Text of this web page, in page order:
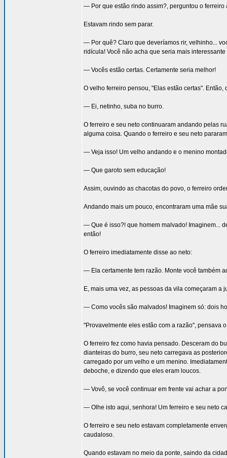
— Por que estão rindo assim?, perguntou o ferreiro
Estavam rindo sem parar.
— Por quê? Claro que deveríamos rir, velhinho...
ridícula! Você não acha que seria mais
— Vocês estão certas. Certamente seria melhor!
O velho ferreiro pensou, "Elas estão certas". Então,
— Ei, netinho, suba no burro.
O ferreiro e seu neto continuaram andando pelas
alguma coisa. Quando o ferreiro e seu neto
— Veja isso! Um velho andando e o menino
— Que garoto sem educação!
Assim, ouvindo as chacotas do povo, o ferreiro
Andando mais um pouco, encontraram uma mãe
— Que é isso?! que homem malvado! Imaginem...
então!
O ferreiro imediatamente disse ao neto:
— Ela certamente tem razão. Monte você também
E, mais uma vez, as pessoas da vila começaram a
— Como vocês são malvados! Imaginem só: dois
"Provavelmente eles estão com a razão", pensava
O ferreiro fez como havia pensado. Desceram do
dianteiras do burro, seu neto carregava as
carregado por um velho e um menino.
deboche, e dizendo que eles eram loucos.
— Vovô, se você continuar em frente vai achar a
— Olhe isto aqui, senhora! Um ferreiro e seu neto
O ferreiro e seu neto estavam completamente
caudaloso.
Quando estavam no meio da ponte, saindo da